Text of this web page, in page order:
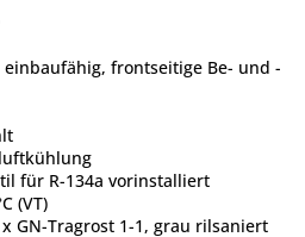
frontseitige Be- und -
für R-134a vorinstalliert
(VT)
x GN-Tragrost 1-1, grau rilsaniert